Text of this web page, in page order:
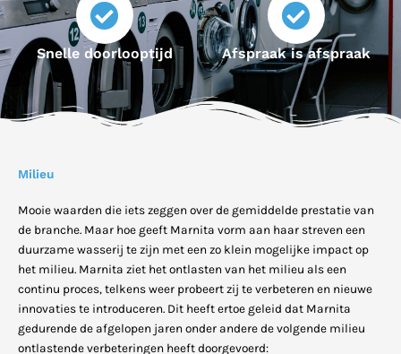
Snelle doorlooptijd Afspraak is afspraak
Milieu
Mooie waarden die iets zeggen over de gemiddelde prestatie van
de branche. Maar hoe geeft Marnita vorm aan haar streven een
duurzame wasserij te zijn met een zo klein mogelijke impact op
het milieu. Marnita ziet het ontlasten van het milieu als een
continu proces, telkens weer probeert zij te verbeteren en nieuwe
innovaties te introduceren. Dit heeft ertoe geleid dat Marnita
gedurende de afgelopen jaren onder andere de volgende milieu
ontlastende verbeteringen heeft doorgevoerd: